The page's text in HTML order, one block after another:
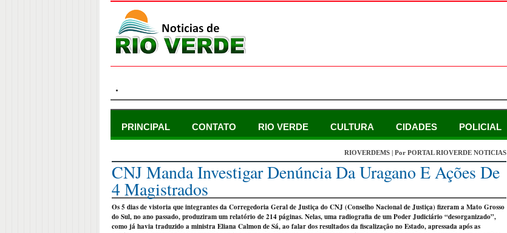
.
PRINCIPAL CONTATO RIO VERDE CULTURA CIDADES POLICIAL
RIOVERDEMS | Por PORTAL RIOVERDE NOTICIAS
CNJ Manda Investigar Denúncia Da Uragano E Ações De
4 Magistrados
Os 5 dias de vistoria que integrantes da Corregedoria Geral de Justiça do CNJ (Conselho Nacional de Justiça) fizeram a Mato Grosso
do Sul, no ano passado, produziram um relatório de 214 páginas. Nelas, uma radiografia de um Poder Judiciário “desorganizado”,
como já havia traduzido a ministra Eliana Calmon de Sá, ao falar dos resultados da fiscalização no Estado, apressada após as